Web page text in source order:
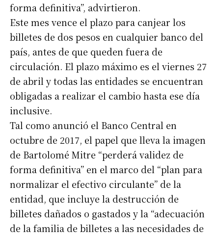
forma definitiva”, advirtieron.
Este mes vence el plazo para canjear los
billetes de dos pesos en cualquier banco del
país, antes de que queden fuera de
circulación. El plazo máximo es el viernes 27
de abril y todas las entidades se encuentran
obligadas a realizar el cambio hasta ese día
inclusive.
Tal como anunció el Banco Central en
octubre de 2017, el papel que lleva la imagen
de Bartolomé Mitre “perderá validez de
forma definitiva” en el marco del “plan para
normalizar el efectivo circulante” de la
entidad, que incluye la destrucción de
billetes dañados o gastados y la “adecuación
de la familia de billetes a las necesidades de